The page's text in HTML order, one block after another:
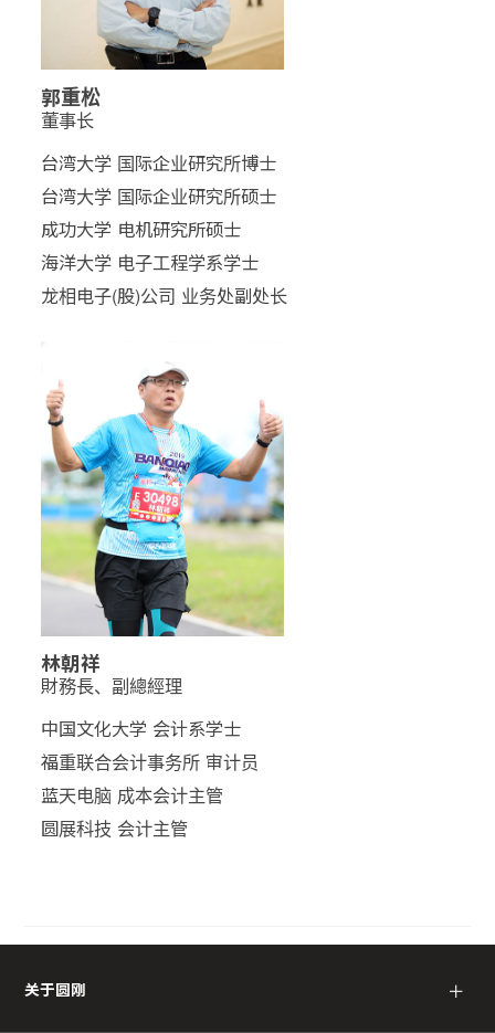
郭重松
董事长
台湾大学 国际企业研究所博士
台湾大学 国际企业研究所硕士
成功大学 电机研究所硕士
海洋大学 电子工程学系学士
龙相电子(股)公司 业务处副处长
林朝祥
財務長、副總經理
中国文化大学 会计系学士
福重联合会计事务所 审计员
蓝天电脑 成本会计主管
圆展科技 会计主管
关于圆刚 ＋